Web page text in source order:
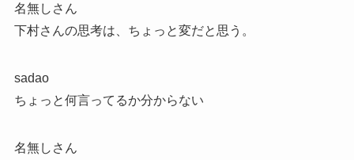
名無しさん
下村さんの思考は、ちょっと変だと思う。
sadao
ちょっと何言ってるか分からない
名無しさん